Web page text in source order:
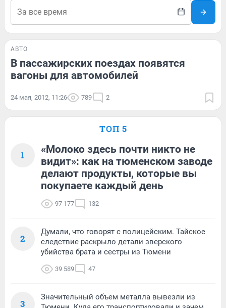
АВТО
В пассажирских поездах появятся
вагоны для автомобилей
24 мая, 2012, 11:26 789 2
ТОП 5
1
«Молоко здесь почти никто не
видит»: как на тюменском заводе
делают продукты, которые вы
покупаете каждый день
97 177 132
2
Думали, что говорят с полицейским. Тайское
следствие раскрыло детали зверского
убийства брата и сестры из Тюмени
39 589 47
3
Значительный объем металла вывезли из